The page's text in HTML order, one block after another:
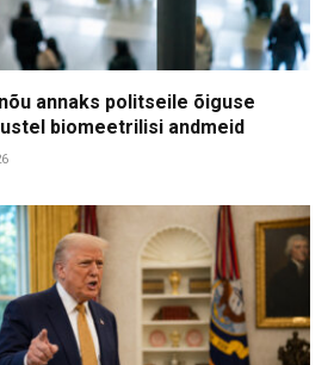
annaks politseile õiguse
biomeetrilisi andmeid